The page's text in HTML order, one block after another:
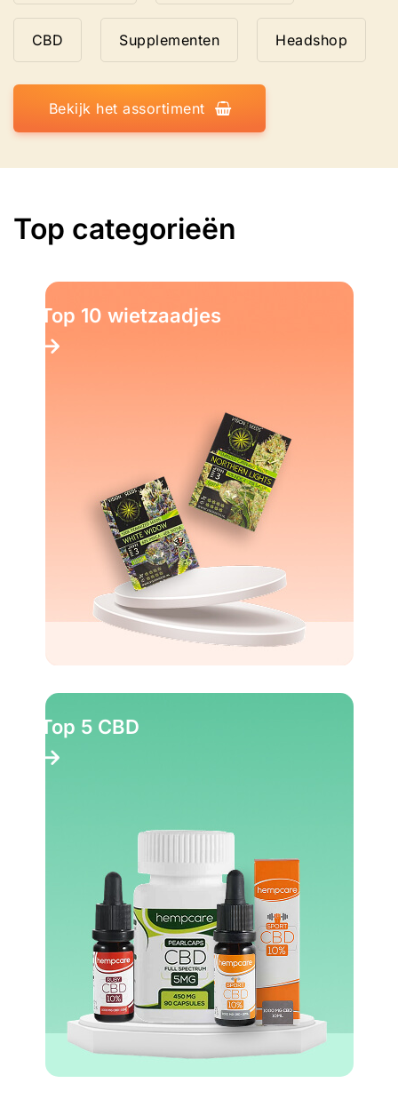
CBD Supplementen Headshop
Bekijk het assortiment
Top categorieën
Top 10 wietzaadjes
Top 5 CBD